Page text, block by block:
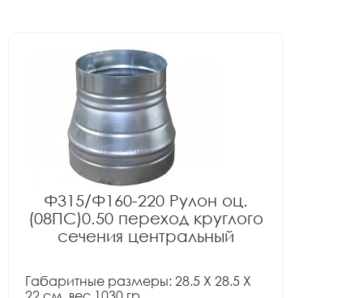
Ф315/Ф160-220 Рулон оц.
(08ПС)0.50 переход круглого
сечения центральный
Габаритные размеры: 28.5 X 28.5 X